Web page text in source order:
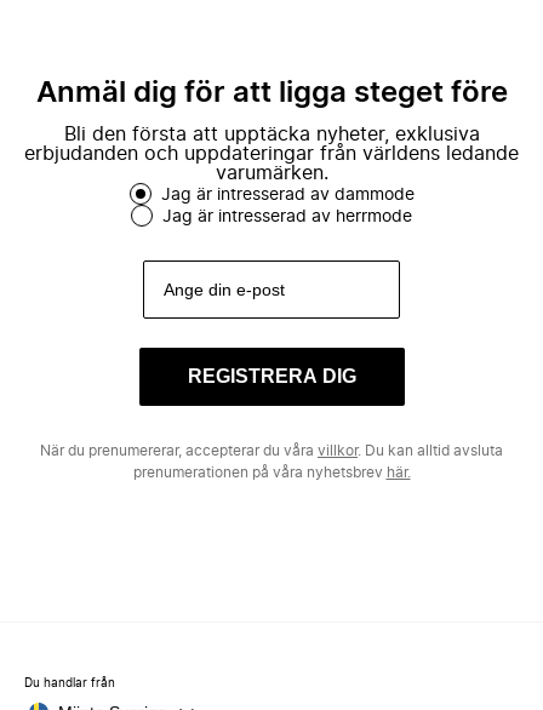
Anmäl dig för att ligga steget före
Bli den första att upptäcka nyheter, exklusiva
erbjudanden och uppdateringar från världens ledande
varumärken.
Jag är intresserad av dammode
Jag är intresserad av herrmode
REGISTRERA DIG
När du prenumererar, accepterar du våra villkor. Du kan alltid avsluta
prenumerationen på våra nyhetsbrev här.
Du handlar från